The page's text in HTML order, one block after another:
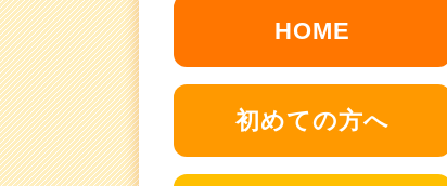
HOME
初めての方へ